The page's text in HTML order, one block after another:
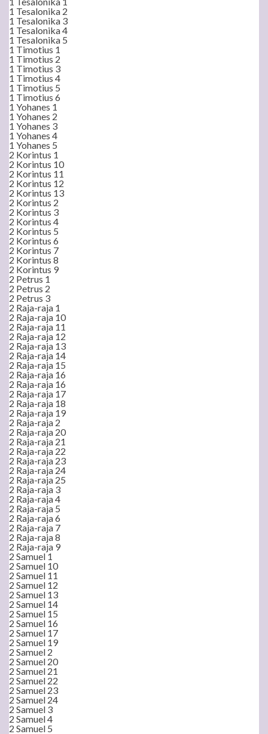
1 Tesalonika 2
1 Tesalonika 3
1 Tesalonika 4
1 Tesalonika 5
1 Timotius 1
1 Timotius 2
1 Timotius 3
1 Timotius 4
1 Timotius 5
1 Timotius 6
1 Yohanes 1
1 Yohanes 2
1 Yohanes 3
1 Yohanes 4
1 Yohanes 5
2 Korintus 1
2 Korintus 10
2 Korintus 11
2 Korintus 12
2 Korintus 13
2 Korintus 2
2 Korintus 3
2 Korintus 4
2 Korintus 5
2 Korintus 6
2 Korintus 7
2 Korintus 8
2 Korintus 9
2 Petrus 1
2 Petrus 2
2 Petrus 3
2 Raja-raja 1
2 Raja-raja 10
2 Raja-raja 11
2 Raja-raja 12
2 Raja-raja 13
2 Raja-raja 14
2 Raja-raja 15
2 Raja-raja 16
2 Raja-raja 16
2 Raja-raja 17
2 Raja-raja 18
2 Raja-raja 19
2 Raja-raja 2
2 Raja-raja 20
2 Raja-raja 21
2 Raja-raja 22
2 Raja-raja 23
2 Raja-raja 24
2 Raja-raja 25
2 Raja-raja 3
2 Raja-raja 4
2 Raja-raja 5
2 Raja-raja 6
2 Raja-raja 7
2 Raja-raja 8
2 Raja-raja 9
2 Samuel 1
2 Samuel 10
2 Samuel 11
2 Samuel 12
2 Samuel 13
2 Samuel 14
2 Samuel 15
2 Samuel 16
2 Samuel 17
2 Samuel 19
2 Samuel 2
2 Samuel 20
2 Samuel 21
2 Samuel 22
2 Samuel 23
2 Samuel 24
2 Samuel 3
2 Samuel 4
2 Samuel 5